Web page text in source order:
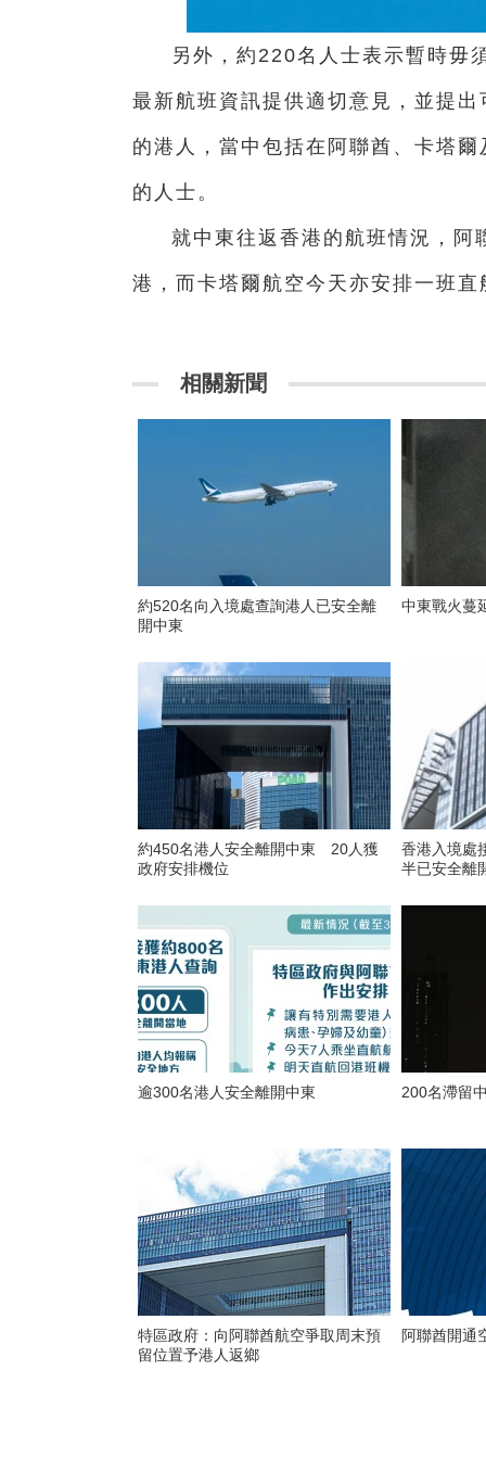
另外，約220名人士表示暫時毋
最新航班資訊提供適切意見，並提
的港人，當中包括在阿聯酋、卡塔
的人士。
就中東往返香港的航班情況，
港，而卡塔爾航空今天亦安排一班
相關新聞
約520名向入境處查詢港人已安全離
開中東
中東戰火蔓
約450名港人安全離開中東 20人獲
政府安排機位
香港入境處
半已安全離
逾300名港人安全離開中東 200名滯留
特區政府：向阿聯酋航空爭取周末預
留位置予港人返鄉
阿聯酋開通